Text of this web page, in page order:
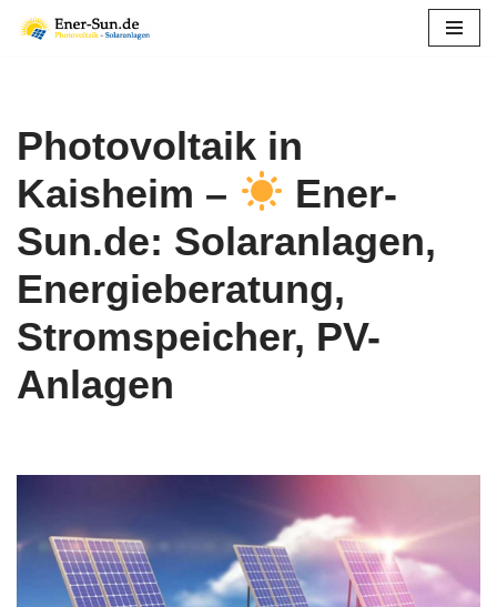
Photovoltaik in
Kaisheim –
Ener-
Sun.de: Solaranlagen,
Energieberatung,
Stromspeicher, PV-
Anlagen